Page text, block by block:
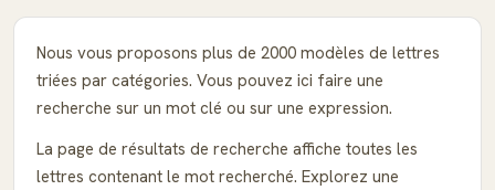
Nous vous proposons plus de 2000 modèles de lettres
triées par catégories. Vous pouvez ici faire une
recherche sur un mot clé ou sur une expression.
La page de résultats de recherche affiche toutes les
lettres contenant le mot recherché. Explorez une